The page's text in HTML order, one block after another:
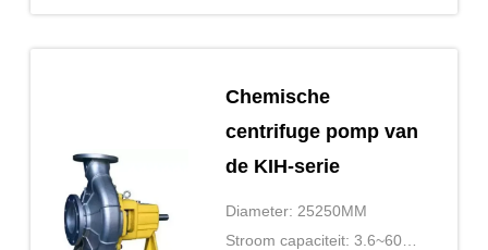
Chemische
centrifuge pomp van
de KIH-serie
Diameter: 25250MM
Stroom capaciteit: 3.6~600